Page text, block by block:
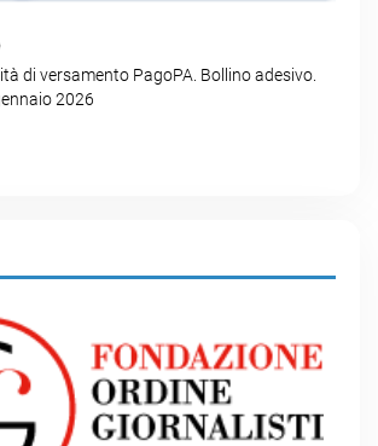
di versamento PagoPA. Bollino adesivo.
2026